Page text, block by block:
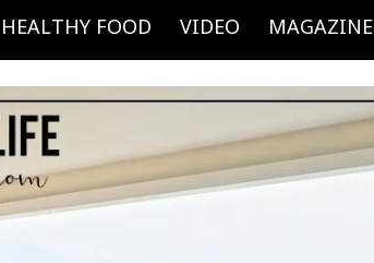
HEALTHY FOOD VIDEO MAGAZINE